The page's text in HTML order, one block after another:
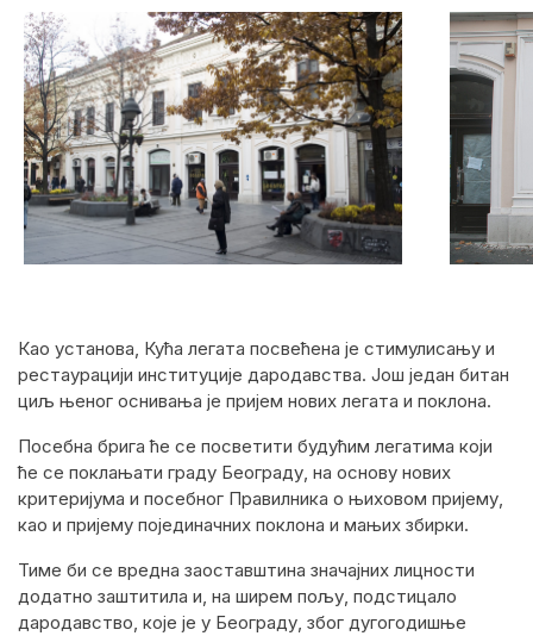
Као установа, Кућа легата посвећена је стимулисању и
рестаурацији институције дародавства. Још један битан
циљ њеног оснивања је пријем нових легата и поклона.
Посебна брига ће се посветити будућим легатима који
ће се поклањати граду Београду, на основу нових
критеријума и посебног Правилника о њиховом пријему,
као и пријему појединачних поклона и мањих збирки.
Тиме би се вредна заоставштина значајних лицности
додатно заштитила и, на ширем пољу, подстицало
дародавство, које је у Београду, због дугогодишње